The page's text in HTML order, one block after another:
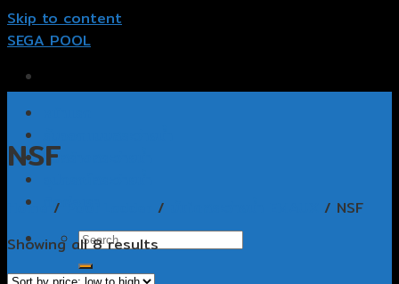
Skip to content
SEGA POOL
รับสร้างสระว่ายน้ำ
ติดต่อเรา
NSF
Home / / / NSF
Showing all 8 results